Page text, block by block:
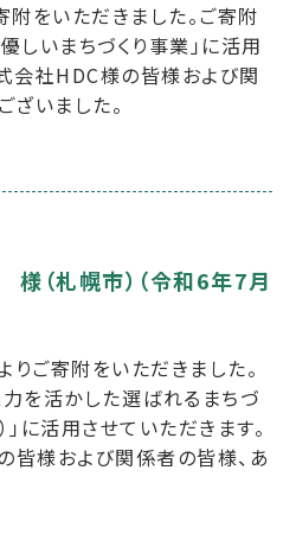
をいただきました。ご寄附
しいまちづくり事業」に活用
会社HDC様の皆様および関
ざいました。
（札幌市）（令和6年7月
ご寄附をいただきました。
を活かした選ばれるまちづ
に活用させていただきます。
様および関係者の皆様、あ